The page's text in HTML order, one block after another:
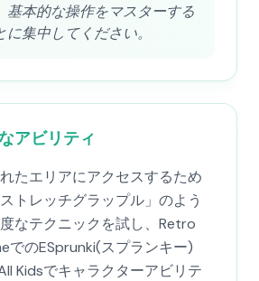
基本的な操作をマスターする
に集中してください。
アビリティ
たエリアにアクセスするため
トレッチグラップル」のよう
なテクニックを試し、Retro
でのESprunki(スプランキー)
Kidsでキャラクターアビリテ